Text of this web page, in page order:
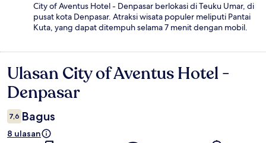
City of Aventus Hotel - Denpasar berlokasi di Teuku Umar, di
pusat kota Denpasar. Atraksi wisata populer meliputi Pantai
Kuta, yang dapat ditempuh selama 7 menit dengan mobil.
Ulasan
Ulasan City of Aventus Hotel -
Denpasar
7,6 Bagus
8 ulasan